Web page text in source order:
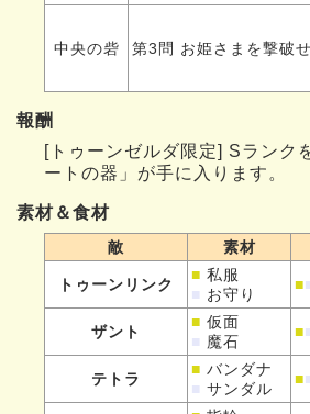
中央の砦 第3問 お姫さまを撃破せ
報酬
[トゥーンゼルダ限定] Sランク
ートの器」が手に入ります。
素材＆食材
敵 素材
トゥーンリンク
■ 私服
■ お守り
■
ザント
■ 仮面
■ 魔石
■
テトラ
■ バンダナ
■ サンダル
■